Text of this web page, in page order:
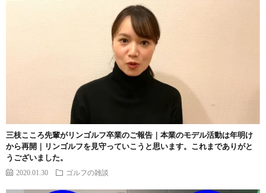
三枝こころ先輩がリンゴルフ卒業のご報告｜本業のモデル活動は年明け
から再開｜リンゴルフを見守っていこうと思います。これまでありがと
うございました。
2020.01.30 ゴルフの雑談